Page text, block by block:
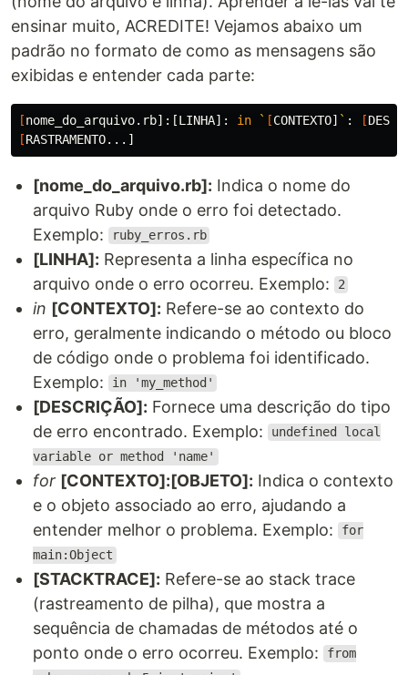
ensinar muito, ACREDITE! Vejamos abaixo um
padrão no formato de como as mensagens são
exibidas e entender cada parte:
[nome_do_arquivo.rb]:[LINHA]: in ` [CONTEXTO] ` : [
[
[nome_do_arquivo.rb]: Indica o nome do
arquivo Ruby onde o erro foi detectado.
Exemplo:
ruby_erros.rb
[LINHA]: Representa a linha específica no
arquivo onde o erro ocorreu. Exemplo:
2
in [CONTEXTO]: Refere-se ao contexto do
erro, geralmente indicando o método ou bloco
de código onde o problema foi identificado.
Exemplo:
in 'my_method'
[DESCRIÇÃO]: Fornece uma descrição do tipo
de erro encontrado. Exemplo:
undefined local
variable or method 'name'
for [CONTEXTO]:[OBJETO]: Indica o contexto
e o objeto associado ao erro, ajudando a
entender melhor o problema. Exemplo:
for
main:Object
[STACKTRACE]: Refere-se ao stack trace
(rastreamento de pilha), que mostra a
sequência de chamadas de métodos até o
ponto onde o erro ocorreu. Exemplo:
from